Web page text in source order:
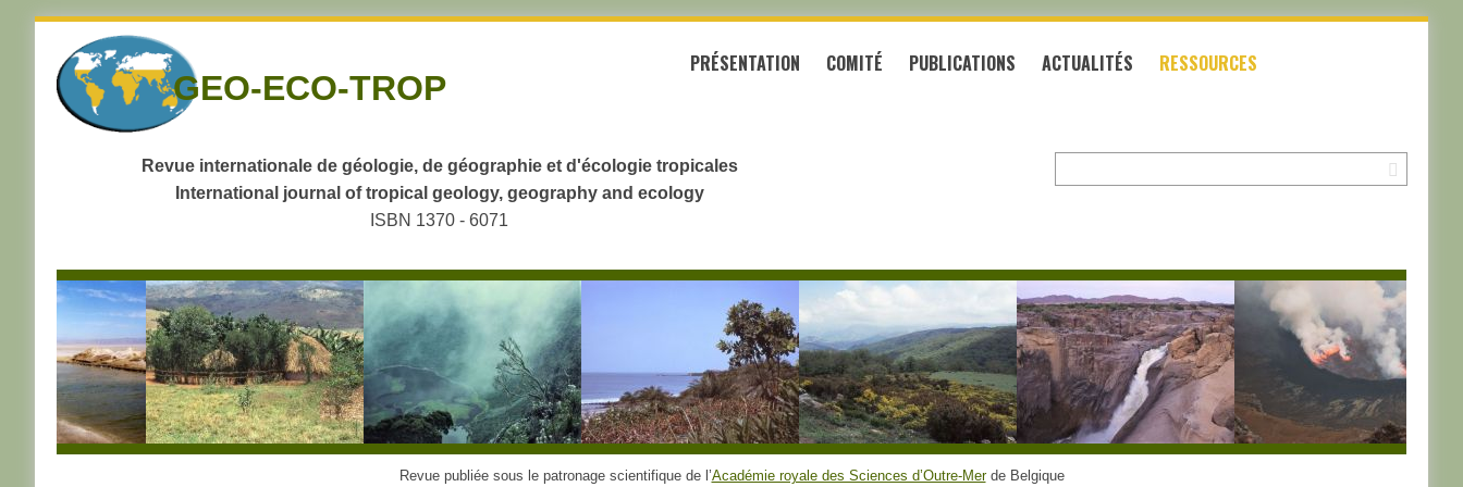
navigation
Skip
GEO-ECO-TROP
PRÉSENTATION COMITÉ PUBLICATIONS ACTUALITÉS RESSOURCES
Revue internationale de géologie, de géographie et d'écologie tropicales
International journal of tropical geology, geography and ecology
ISBN 1370 - 6071
Revue publiée sous le patronage scientifique de l’Académie royale des Sciences d’Outre-Merde Belgique